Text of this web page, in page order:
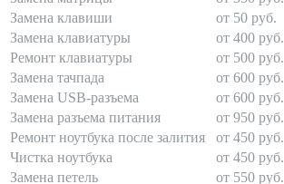
Замена клавиши
от 50 руб.
Замена клавиатуры
от 400 руб.
Ремонт клавиатуры
от 500 руб.
Замена тачпада
от 600 руб.
Замена USB-разъема
от 600 руб.
Замена разъема питания
от 950 руб.
Ремонт ноутбука после залития
от 450 руб.
Чистка ноутбука
от 450 руб.
Замена петель
от 550 руб.